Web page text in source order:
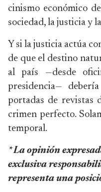
cinismo económico
sociedad, la justicia y
Y si la justicia actúa
de que el destino
al país —desde
presidencia—
portadas de revistas
crimen perfecto.
temporal.
* La opinión
exclusiva
representa una